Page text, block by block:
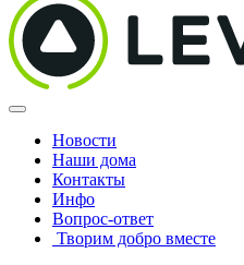
Новости
Наши дома
Контакты
Инфо
Вопрос-ответ
Творим добро вместе